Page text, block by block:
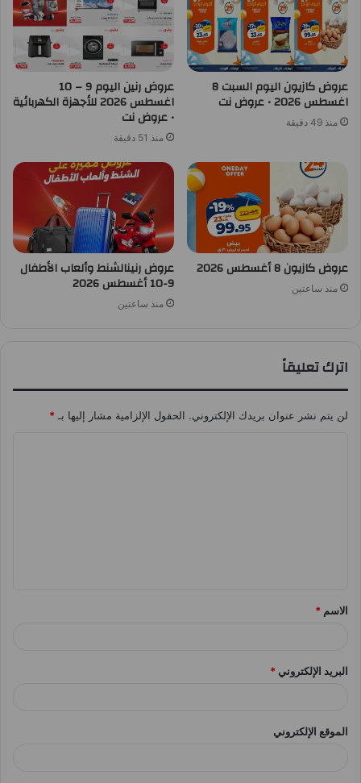
عروض كازيون اليوم السبت 8
اغسطس 2026 • عروض نت
منذ 49 دقيقة
عروض رنين اليوم 9 – 10
اغسطس 2026 للأجهزة الكهربائية
• عروض نت
منذ 51 دقيقة
عروض كازيون 8 أغسطس 2026
منذ ساعتين
عروض رنينالشنط وألعاب الأطفال
9-10 أغسطس 2026
منذ ساعتين
اترك تعليقاً
لن يتم نشر عنوان بريدك الإلكتروني. الحقول الإلزامية مشار إليها بـ *
*
الاسم *
البريد الإلكتروني *
الموقع الإلكتروني